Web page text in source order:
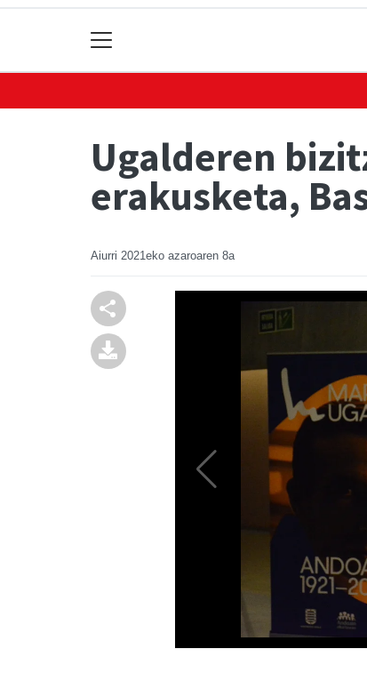
Ugalderen
erakusketa,
Aiurri 2021eko azaroaren 8a